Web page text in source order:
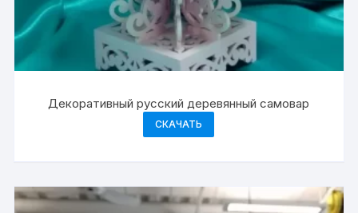
Декоративный русский деревянный самовар
СКАЧАТЬ